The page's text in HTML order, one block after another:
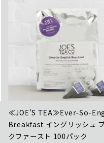
≪JOE'S TEA≫Ever-So-
Breakfast イングリッシュ
クファースト 100パック